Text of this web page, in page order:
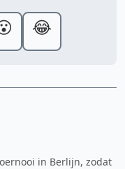
😂
in Berlijn, zodat